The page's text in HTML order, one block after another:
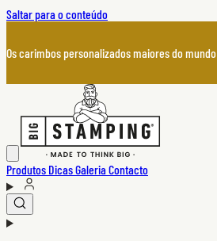
Saltar para o conteúdo
Os carimbos personalizados maiores do mundo
Produtos DicasGaleriaContacto